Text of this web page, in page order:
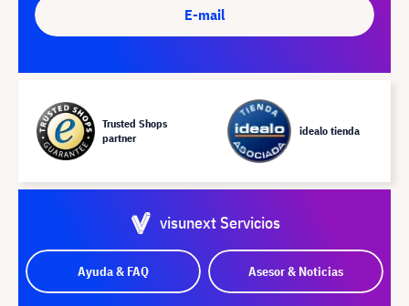
E-mail
Trusted Shops
partner
idealo tienda
visunext Servicios
Ayuda & FAQ Asesor & Noticias